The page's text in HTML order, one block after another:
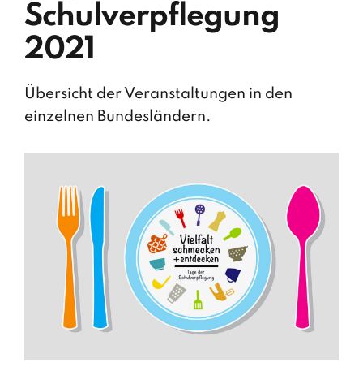
Schulverpflegung
2021
Übersicht der Veranstaltungen in den
einzelnen Bundesländern.